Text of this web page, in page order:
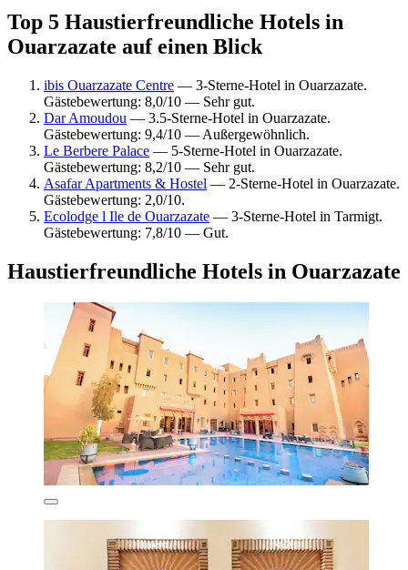
Top 5 Haustierfreundliche Hotels in
Ouarzazate auf einen Blick
ibis Ouarzazate Centre — 3-Sterne-Hotel in Ouarzazate.
Gästebewertung: 8,0/10 — Sehr gut.
Dar Amoudou — 3.5-Sterne-Hotel in Ouarzazate.
Gästebewertung: 9,4/10 — Außergewöhnlich.
Le Berbere Palace — 5-Sterne-Hotel in Ouarzazate.
Gästebewertung: 8,2/10 — Sehr gut.
Asafar Apartments & Hostel — 2-Sterne-Hotel in Ouarzazate.
Gästebewertung: 2,0/10.
Ecolodge l Ile de Ouarzazate — 3-Sterne-Hotel in Tarmigt.
Gästebewertung: 7,8/10 — Gut.
Haustierfreundliche Hotels in Ouarzazate